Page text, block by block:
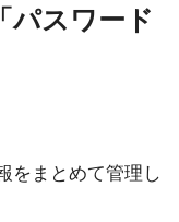
パスワード
をまとめて管理し